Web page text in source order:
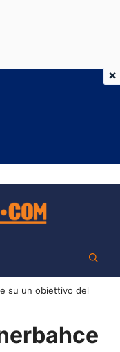
su un obiettivo del
×